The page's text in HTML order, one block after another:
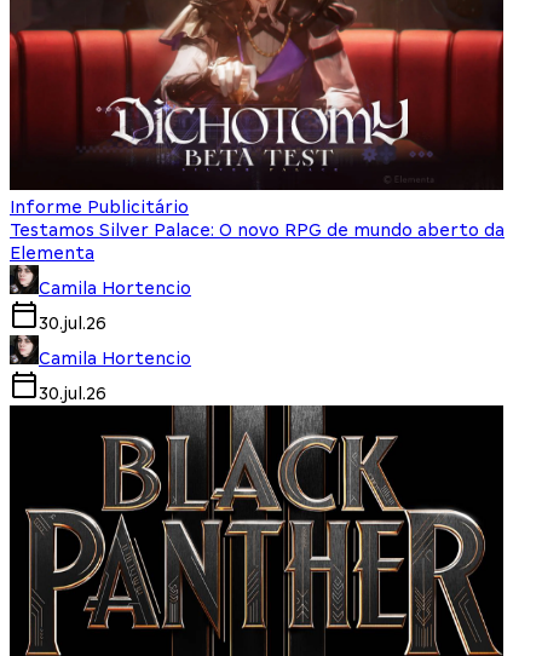
Informe Publicitário
Testamos Silver Palace: O novo RPG de mundo aberto da
Elementa
Camila Hortencio
30.jul.26
Camila Hortencio
30.jul.26